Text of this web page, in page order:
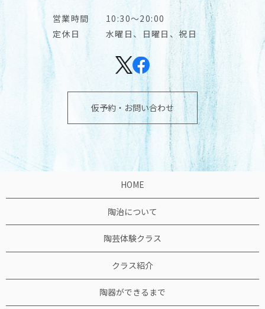
営業時間
10:30～20:00
定休日
水曜日、日曜日、祝日
仮予約・お問い合わせ
HOME
陶治について
陶芸体験クラス
クラス紹介
陶器ができるまで